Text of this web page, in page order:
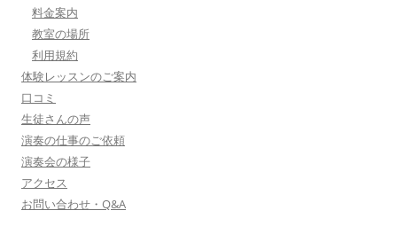
で、お父さんの様な存在です！
詳しく見る・・・
▼もっと詳しく・・・▼
料金案内
教室の場所
利用規約
体験レッスンのご案内
口コミ
生徒さんの声
演奏の仕事のご依頼
演奏会の様子
アクセス
お問い合わせ・Q&A